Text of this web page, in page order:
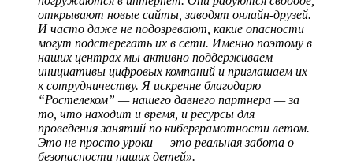
открывают новые сайты, заводят онлайн‑друзей.
И часто даже не подозревают, какие опасности
могут подстерегать их в сети. Именно поэтому в
наших центрах мы активно поддерживаем
инициативы цифровых компаний и приглашаем их
к сотрудничеству. Я искренне благодарю
“Ростелеком” — нашего давнего партнера — за
то, что находит и время, и ресурсы для
проведения занятий по киберграмотности летом.
Это не просто уроки — это реальная забота о
безопасности наших детей».